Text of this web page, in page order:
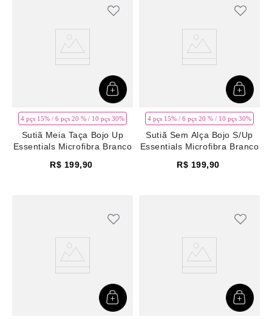
4 pçs 15% / 6 pçs 20 % / 10 pçs 30%
Sutiã Meia Taça Bojo Up
Essentials Microfibra Branco
R$ 199,90
4 pçs 15% / 6 pçs 20 % / 10 pçs 30%
Sutiã Sem Alça Bojo S/Up
Essentials Microfibra Branco
R$ 199,90